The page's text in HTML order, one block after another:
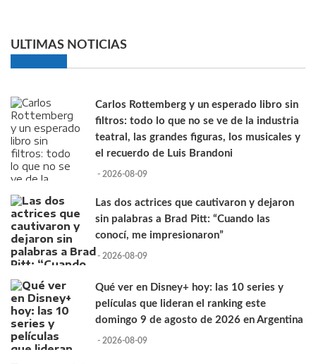
ULTIMAS NOTICIAS
Carlos Rottemberg y un esperado libro sin
filtros: todo lo que no se ve de la industria
teatral, las grandes figuras, los musicales y
el recuerdo de Luis Brandoni
- 2026-08-09
Las dos actrices que cautivaron y dejaron
sin palabras a Brad Pitt: “Cuando las
conocí, me impresionaron”
- 2026-08-09
Qué ver en Disney+ hoy: las 10 series y
películas que lideran el ranking este
domingo 9 de agosto de 2026 en Argentina
- 2026-08-09